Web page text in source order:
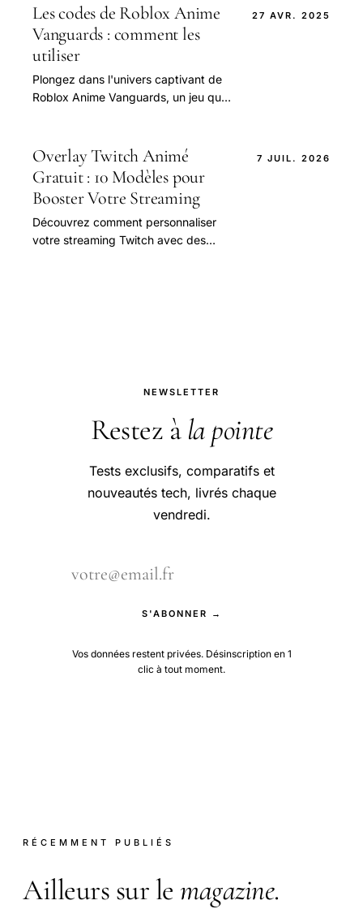
d’application qui se fermes.
Les codes de Roblox Anime
Vanguards : comment les
utiliser
Plongez dans l'univers captivant de
Roblox Anime Vanguards, un jeu qui
27 AVR. 2025
Overlay Twitch Animé
Gratuit : 10 Modèles pour
Booster Votre Streaming
Découvrez comment personnaliser
votre streaming Twitch avec des
7 JUIL. 2026
NEWSLETTER
Restez à la pointe
Tests exclusifs, comparatifs et
nouveautés tech, livrés chaque
vendredi.
S'ABONNER →
Vos données restent privées. Désinscription en 1
clic à tout moment.
RÉCEMMENT PUBLIÉS
Ailleurs sur le magazine.